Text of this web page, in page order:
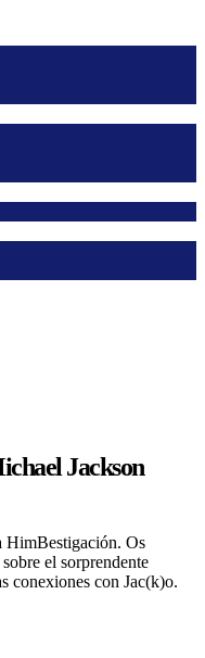
Jackson
HimBestigación. Os
el sorprendente
conexiones con Jac(k)o.